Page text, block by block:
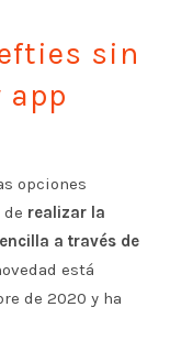
sin
app
opciones
realizar la
a través de
está
de 2020 y ha